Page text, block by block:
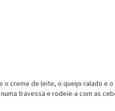
creme de leite, o queijo ralado e
travessa e rodeie-a com as